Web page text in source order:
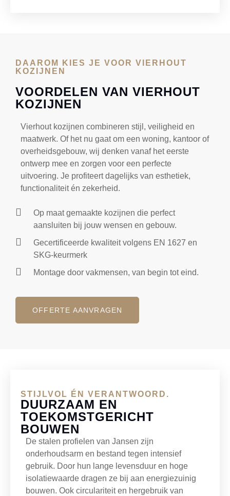
DAAROM KIES JE VOOR VIERHOUT
KOZIJNEN
VOORDELEN VAN VIERHOUT
KOZIJNEN
Vierhout kozijnen combineren stijl, veiligheid en
maatwerk. Of het nu gaat om een woning, kantoor of
overheidsgebouw, wij denken vanaf het eerste
ontwerp mee en zorgen voor een perfecte
uitvoering. Je profiteert dagelijks van esthetiek,
functionaliteit én zekerheid.
Op maat gemaakte kozijnen die perfect
aansluiten bij jouw wensen en gebouw.
Gecertificeerde kwaliteit volgens EN 1627 en
SKG-keurmerk
Montage door vakmensen, van begin tot eind.
OFFERTE AANVRAGEN
STIJLVOL ÉN VERANTWOORD.
DUURZAAM EN
TOEKOMSTGERICHT
BOUWEN
De stalen profielen van Jansen zijn
onderhoudsarm en bestand tegen intensief
gebruik. Door hun lange levensduur en hoge
isolatiewaarde dragen ze bij aan energiezuinig
bouwen. Ook circulariteit en hergebruik van